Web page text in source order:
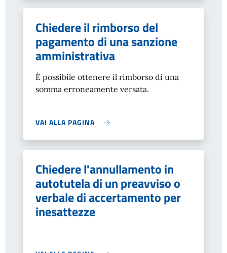
Chiedere il rimborso del
pagamento di una sanzione
amministrativa
È possibile ottenere il rimborso di una
somma erroneamente versata.
VAI ALLA PAGINA
Chiedere l'annullamento in
autotutela di un preavviso o
verbale di accertamento per
inesattezze